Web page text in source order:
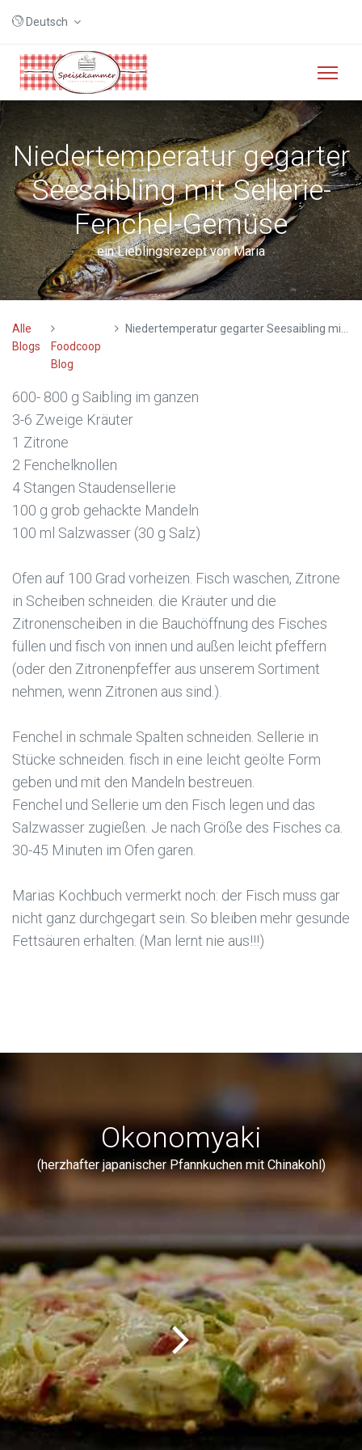
Deutsch
Niedertemperatur gegarter
Seesaibling mit Sellerie-
Fenchel-Gemüse
ein Lieblingsrezept von Maria
Alle
Blogs
Foodcoop
Blog
Niedertemperatur gegarter Seesaibling mit Sellerie-Fenchel-Gemüse
600- 800 g Saibling im ganzen
3-6 Zweige Kräuter
1 Zitrone
2 Fenchelknollen
4 Stangen Staudensellerie
100 g grob gehackte Mandeln
100 ml Salzwasser (30 g Salz)
Ofen auf 100 Grad vorheizen. Fisch waschen, Zitrone
in Scheiben schneiden. die Kräuter und die
Zitronenscheiben in die Bauchöffnung des Fisches
füllen und fisch von innen und außen leicht pfeffern
(oder den Zitronenpfeffer aus unserem Sortiment
nehmen, wenn Zitronen aus sind.).
Fenchel in schmale Spalten schneiden. Sellerie in
Stücke schneiden. fisch in eine leicht geölte Form
geben und mit den Mandeln bestreuen.
Fenchel und Sellerie um den Fisch legen und das
Salzwasser zugießen. Je nach Größe des Fisches ca.
30-45 Minuten im Ofen garen.
Marias Kochbuch vermerkt noch: der Fisch muss gar
nicht ganz durchgegart sein. So bleiben mehr gesunde
Fettsäuren erhalten. (Man lernt nie aus!!!)
Okonomyaki
(herzhafter japanischer Pfannkuchen mit Chinakohl)